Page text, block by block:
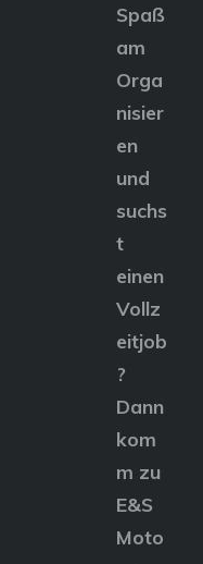
Spaß
am
Orga
nisier
en
und
suchs
t
einen
Vollz
eitjob
?
Dann
kom
m zu
E&S
Moto